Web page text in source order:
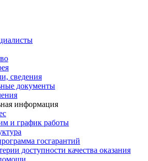
сведения
документы
информация
и график работы
госгарантий
доступности качества оказания